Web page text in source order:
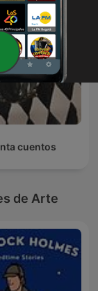
cuentos
de Arte